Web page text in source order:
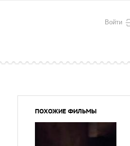
Войти
ПОХОЖИЕ ФИЛЬМЫ